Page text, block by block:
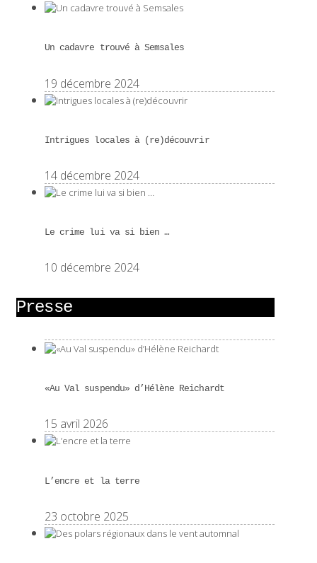
Un cadavre trouvé à Semsales
19 décembre 2024
Intrigues locales à (re)découvrir
14 décembre 2024
Le crime lui va si bien …
10 décembre 2024
Presse
«Au Val suspendu» d’Hélène Reichardt
15 avril 2026
L’encre et la terre
23 octobre 2025